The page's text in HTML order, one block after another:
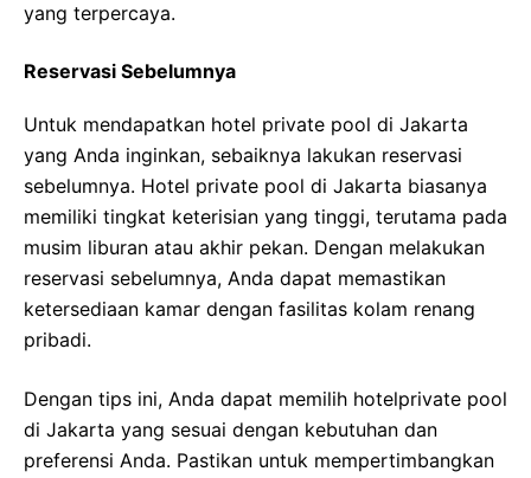
yang terpercaya.
Reservasi Sebelumnya
Untuk mendapatkan hotel private pool di Jakarta
yang Anda inginkan, sebaiknya lakukan reservasi
sebelumnya. Hotel private pool di Jakarta biasanya
memiliki tingkat keterisian yang tinggi, terutama pada
musim liburan atau akhir pekan. Dengan melakukan
reservasi sebelumnya, Anda dapat memastikan
ketersediaan kamar dengan fasilitas kolam renang
pribadi.
Dengan tips ini, Anda dapat memilih hotelprivate pool
di Jakarta yang sesuai dengan kebutuhan dan
preferensi Anda. Pastikan untuk mempertimbangkan